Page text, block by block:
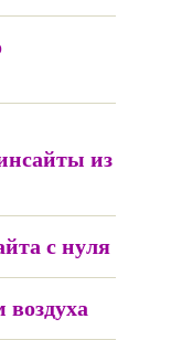
из
с нуля